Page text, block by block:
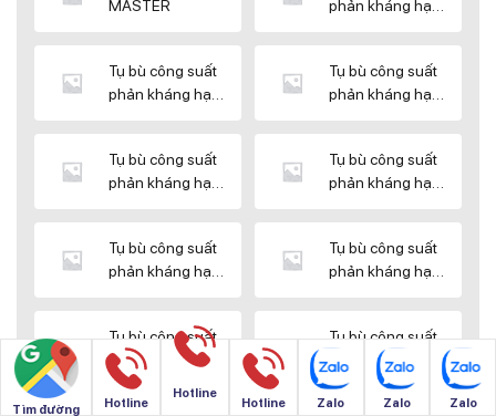
MASTER
phản kháng hạ
Tụ bù công suất
phản kháng hạ
Tụ bù công suất
phản kháng hạ
Tụ bù công suất
phản kháng hạ
Tụ bù công suất
phản kháng hạ
Tụ bù công suất
phản kháng hạ
Tụ bù công suất
phản kháng hạ
Tụ bù công suất
phản kháng hạ
thế SHIZUKI
Tụ bù công suất
phản kháng hạ
thế SINO
Tìm đường Hotline
Hotline
Hotline Zalo Zalo Zalo